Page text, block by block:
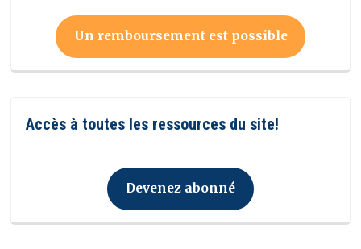
Un remboursement est possible
Accès à toutes les ressources du site!
Devenez abonné